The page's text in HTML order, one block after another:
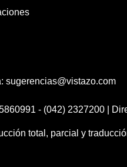
sugerencias@vistazo.com
- (042) 2327200 |
total, parcial y